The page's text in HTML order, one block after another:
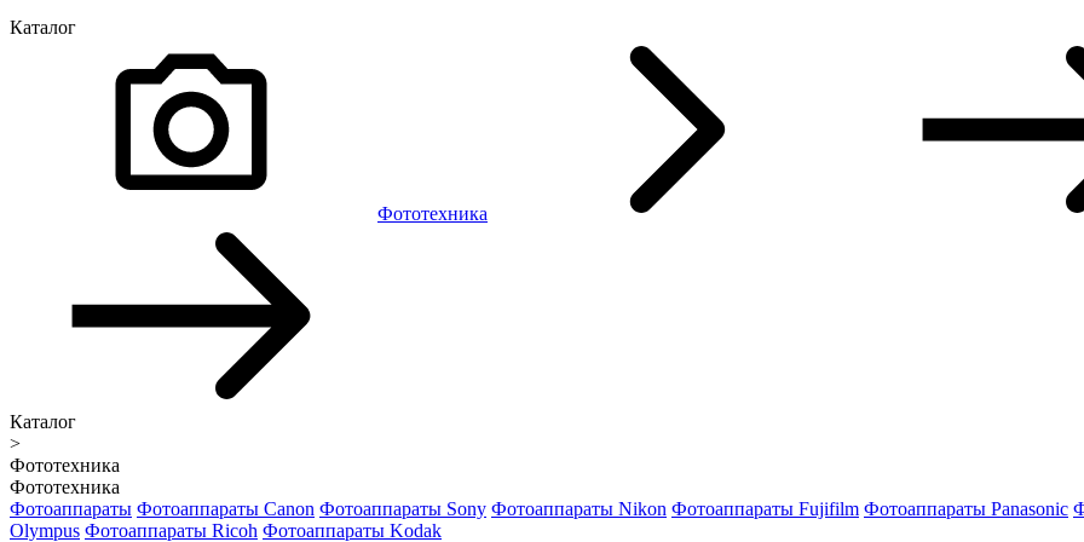
Каталог
Фототехника
Каталог
>
Фототехника
Фототехника
Фотоаппараты Фотоаппараты Canon Фотоаппараты Sony Фотоаппараты Nikon Фотоаппараты Fujifilm Фотоаппараты Panasonic
Olympus Фотоаппараты Ricoh Фотоаппараты Kodak